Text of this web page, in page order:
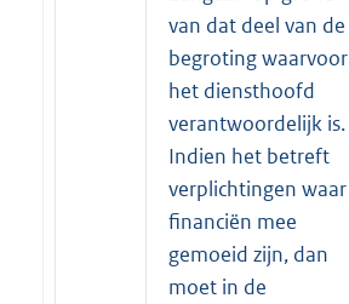
van dat deel van de
begroting waarvoor
het diensthoofd
verantwoordelijk is.
Indien het betreft
verplichtingen waar
financiën mee
gemoeid zijn, dan
moet in de